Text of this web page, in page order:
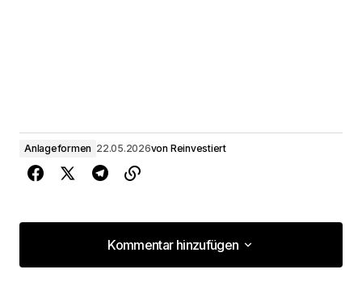
Anlageformen 22.05.2026von Reinvestiert
Kommentar hinzufügen
Kommentar hinzufügen